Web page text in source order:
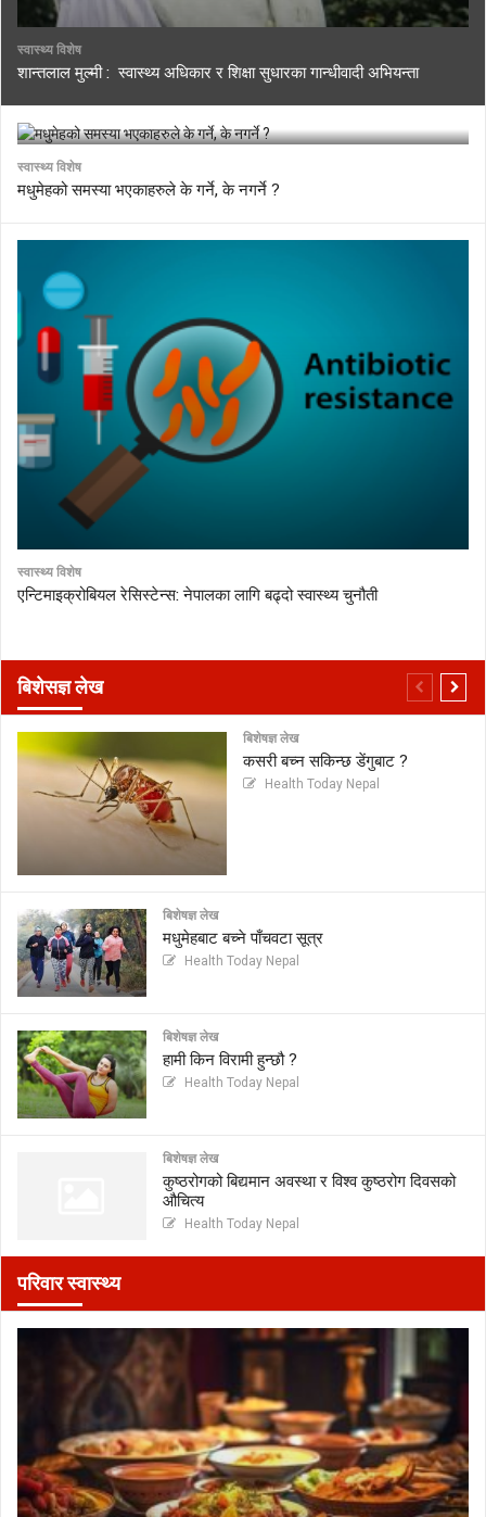
स्वास्थ्य विशेष
शान्तलाल मुल्मी : स्वास्थ्य अधिकार र शिक्षा सुधारका गान्धीवादी अभियन्ता
स्वास्थ्य विशेष
मधुमेहको समस्या भएकाहरुले के गर्ने, के नगर्ने ?
स्वास्थ्य विशेष
एन्टिमाइक्रोबियल रेसिस्टेन्स: नेपालका लागि बढ्दो स्वास्थ्य चुनौती
बिशेसज्ञ लेख
बिशेषज्ञ लेख
कसरी बच्न सकिन्छ डेंगुबाट ?
Health Today Nepal
बिशेषज्ञ लेख
मधुमेहबाट बच्ने पाँचवटा सूत्र
Health Today Nepal
बिशेषज्ञ लेख
हामी किन विरामी हुन्छौ ?
Health Today Nepal
बिशेषज्ञ लेख
कुष्ठरोगको बिद्यमान अवस्था र विश्व कुष्ठरोग दिवसको
औचित्य
Health Today Nepal
परिवार स्वास्थ्य